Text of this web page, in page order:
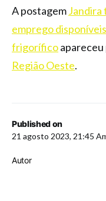
Published on
21 agosto 2023, 21:45
Autor
A postagemJandira
emprego
frigorífico
Região Oeste.